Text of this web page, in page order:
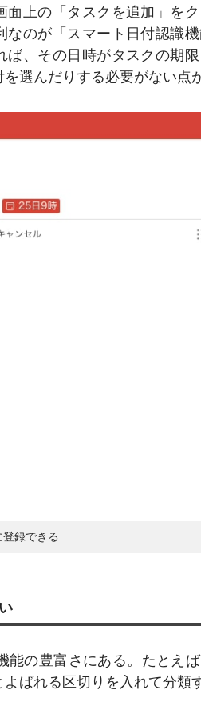
上の「タスクを追加」を
なのが「スマート日付認識
、その日時がタスクの期
選んだりする必要がない点
録できる
能の豊富さにある。たとえ
ばれる区切りを入れて分類